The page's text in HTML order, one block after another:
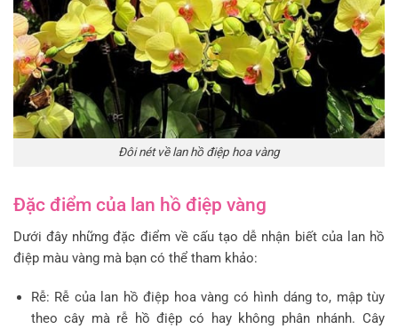
Đôi nét về lan hồ điệp hoa vàng
Đặc điểm của lan hồ điệp vàng
Dưới đây những đặc điểm về cấu tạo dễ nhận biết của lan hồ
điệp màu vàng mà bạn có thể tham khảo:
Rễ: Rễ của lan hồ điệp hoa vàng có hình dáng to, mập tùy
theo cây mà rễ hồ điệp có hay không phân nhánh. Cây